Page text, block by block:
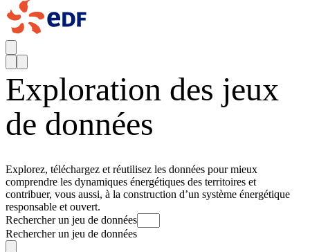
Exploration des jeux
de données
Explorez, téléchargez et réutilisez les données pour mieux
comprendre les dynamiques énergétiques des territoires et
contribuer, vous aussi, à la construction d’un système énergétique
responsable et ouvert.
Rechercher un jeu de données
Rechercher un jeu de données